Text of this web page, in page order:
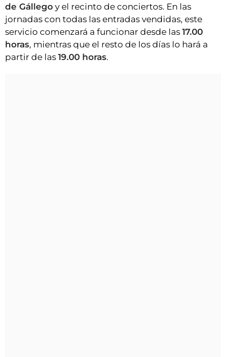
de Gállego y el recinto de conciertos. En las
jornadas con todas las entradas vendidas, este
servicio comenzará a funcionar desde las 17.00
horas, mientras que el resto de los días lo hará a
partir de las 19.00 horas.